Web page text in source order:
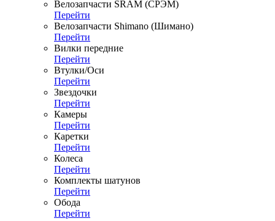
Велозапчасти SRAM (СРЭМ)
Перейти
Велозапчасти Shimano (Шимано)
Перейти
Вилки передние
Перейти
Втулки/Оси
Перейти
Звездочки
Перейти
Камеры
Перейти
Каретки
Перейти
Колеса
Перейти
Комплекты шатунов
Перейти
Обода
Перейти